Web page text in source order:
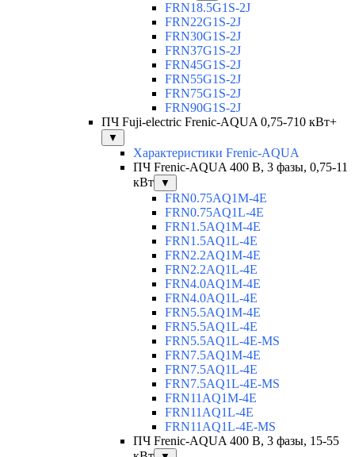
FRN18.5G1S-2J
FRN22G1S-2J
FRN30G1S-2J
FRN37G1S-2J
FRN45G1S-2J
FRN55G1S-2J
FRN75G1S-2J
FRN90G1S-2J
ПЧ Fuji-electric Frenic-AQUA 0,75-710 кВт+
▼
Характеристики Frenic-AQUA
ПЧ Frenic-AQUA 400 В, 3 фазы, 0,75-11
кВт
▼
FRN0.75AQ1M-4E
FRN0.75AQ1L-4E
FRN1.5AQ1M-4E
FRN1.5AQ1L-4E
FRN2.2AQ1M-4E
FRN2.2AQ1L-4E
FRN4.0AQ1M-4E
FRN4.0AQ1L-4E
FRN5.5AQ1M-4E
FRN5.5AQ1L-4E
FRN5.5AQ1L-4E-MS
FRN7.5AQ1M-4E
FRN7.5AQ1L-4E
FRN7.5AQ1L-4E-MS
FRN11AQ1M-4E
FRN11AQ1L-4E
FRN11AQ1L-4E-MS
ПЧ Frenic-AQUA 400 В, 3 фазы, 15-55